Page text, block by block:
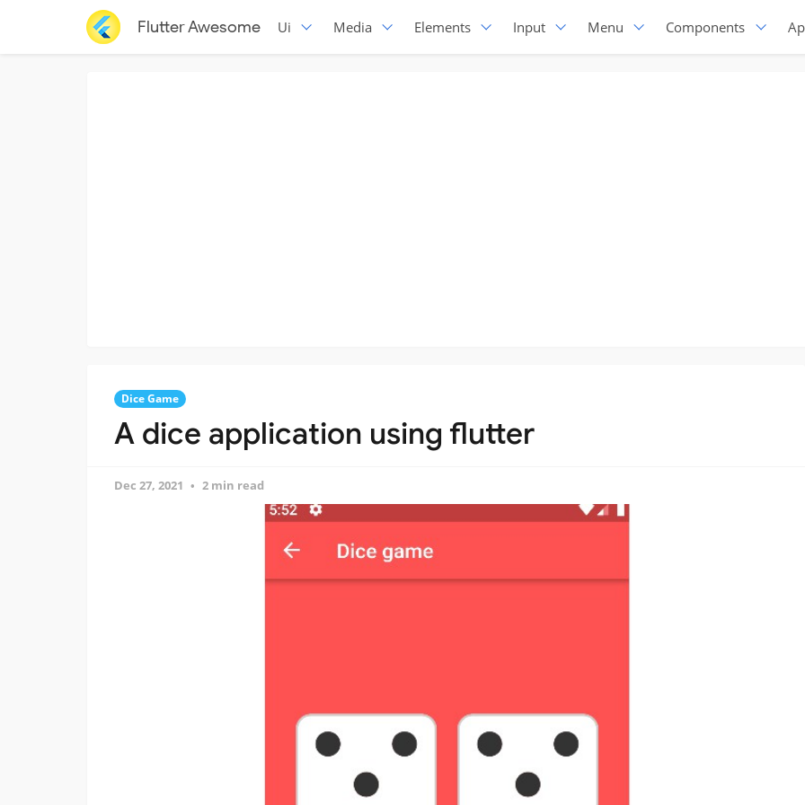
Flutter Awesome Ui Media Elements Input Menu Components
Dice Game
A dice application using flutter
Dec 27, 2021 2 min read